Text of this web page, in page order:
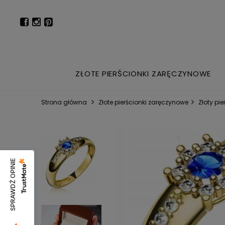
ZŁOTE PIERŚCIONKI ZARĘCZYNOWE
Strona główna Złote pierścionki zaręczynowe Złoty
SPRAWDŹ OPINIE